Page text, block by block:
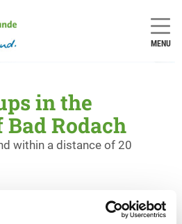
MENU
in the
Rodach
within a distance of 20